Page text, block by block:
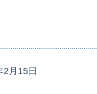
2月15日